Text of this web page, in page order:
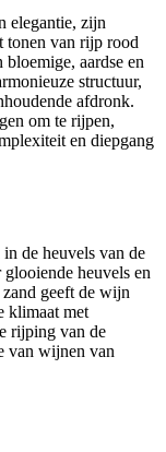
elegantie, zijn
tonen van rijp rood
aardse en
structuur,
afdronk.
om te rijpen,
en diepgang
de heuvels van de
heuvels en
geeft de wijn
klimaat met
rijping van de
van wijnen van